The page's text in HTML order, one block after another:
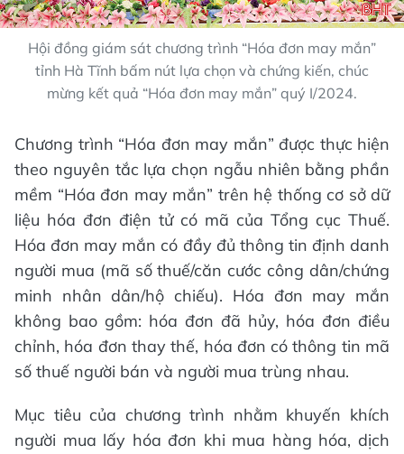
Hội đồng giám sát chương trình “Hóa đơn may mắn”
tỉnh Hà Tĩnh bấm nút lựa chọn và chứng kiến, chúc
mừng kết quả “Hóa đơn may mắn” quý I/2024.
Chương trình “Hóa đơn may mắn” được thực hiện
theo nguyên tắc lựa chọn ngẫu nhiên bằng phần
mềm “Hóa đơn may mắn” trên hệ thống cơ sở dữ
liệu hóa đơn điện tử có mã của Tổng cục Thuế.
Hóa đơn may mắn có đầy đủ thông tin định danh
người mua (mã số thuế/căn cước công dân/chứng
minh nhân dân/hộ chiếu). Hóa đơn may mắn
không bao gồm: hóa đơn đã hủy, hóa đơn điều
chỉnh, hóa đơn thay thế, hóa đơn có thông tin mã
số thuế người bán và người mua trùng nhau.
Mục tiêu của chương trình nhằm khuyến khích
người mua lấy hóa đơn khi mua hàng hóa, dịch